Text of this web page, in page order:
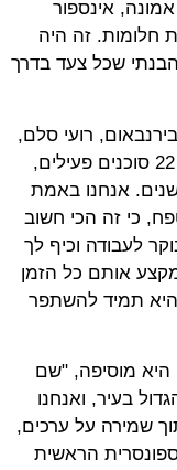
אינספור
חלומות. זה היה
שכל צעד בדרך
רועי סלם,
והשבוע סיפרה בעלת המשרד כי "יש לנו 22 סוכנים פעילים,
אנחנו באמת
כי זה הכי חשוב
לעבודה וכיף לך
אותם כל הזמן
תמיד להשתפר
היא מוסיפה, "שם
בעיר, ואנחנו
שמירה על ערכים,
הראשית